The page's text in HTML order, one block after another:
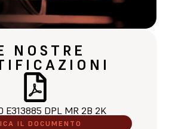
NOSTRE
E313885 DPL MR 2B 2K​
IL DOCUMENTO